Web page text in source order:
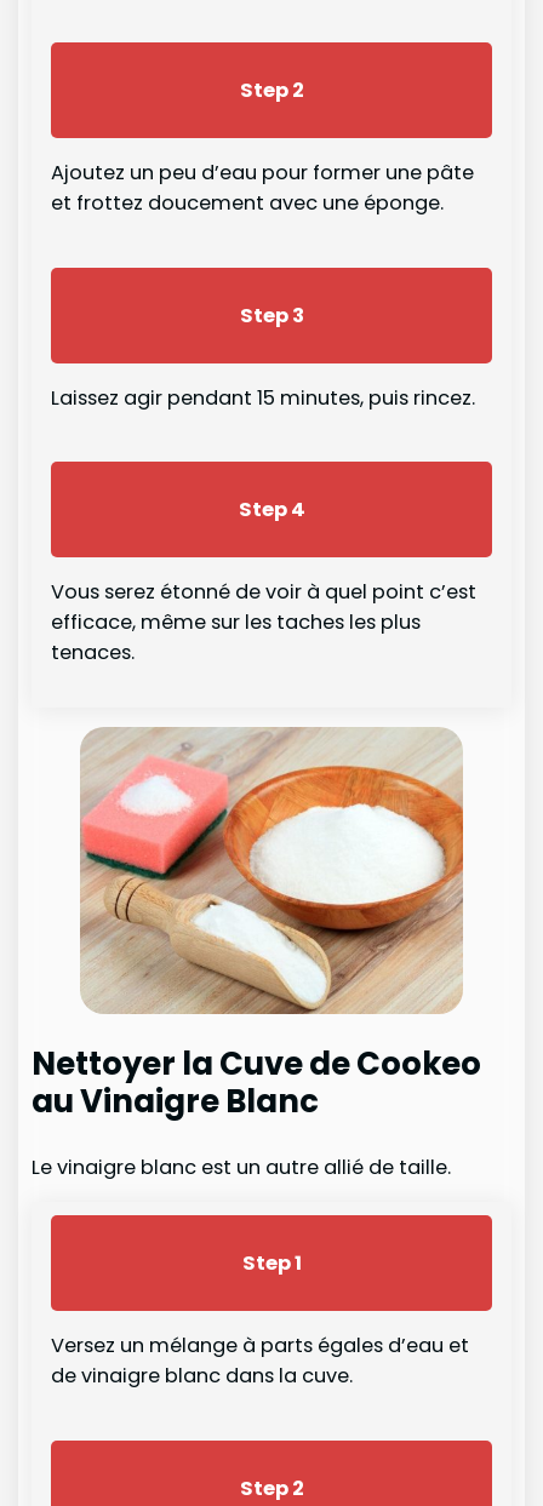
Step 2
Ajoutez un peu d’eau pour former une pâte
et frottez doucement avec une éponge.
Step 3
Laissez agir pendant 15 minutes, puis rincez.
Step 4
Vous serez étonné de voir à quel point c’est
efficace, même sur les taches les plus
tenaces.
Nettoyer la Cuve de Cookeo
au Vinaigre Blanc
Le vinaigre blanc est un autre allié de taille.
Step 1
Versez un mélange à parts égales d’eau et
de vinaigre blanc dans la cuve.
Step 2